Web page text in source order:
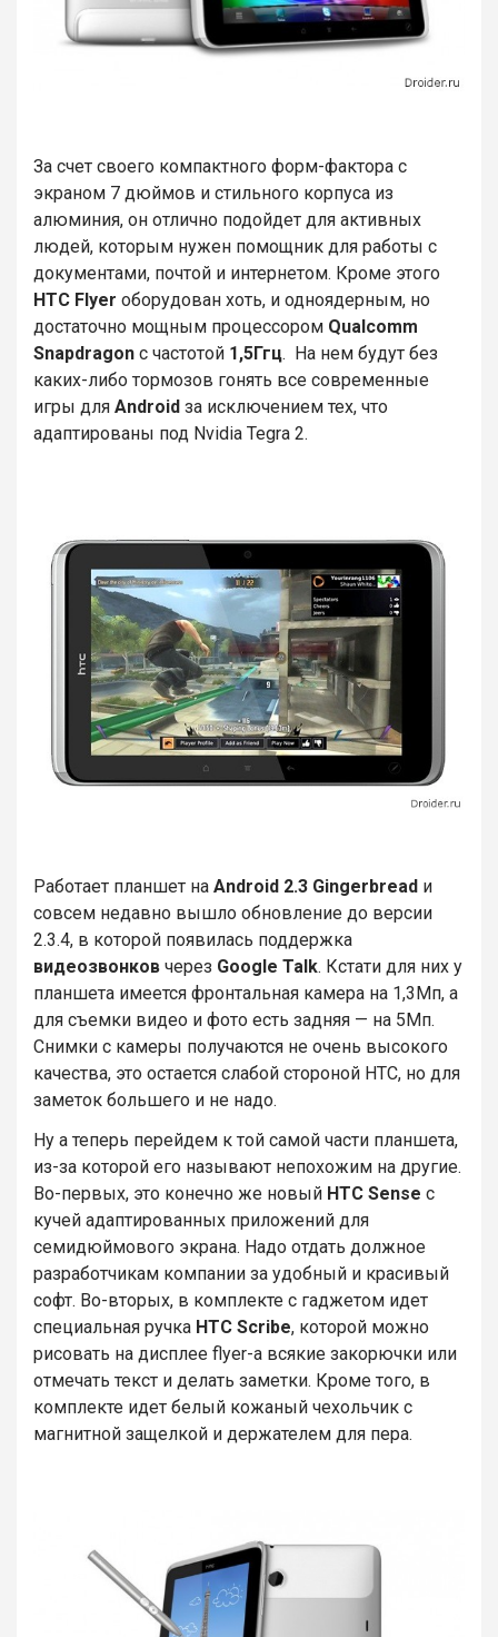
За счет своего компактного форм-фактора с
экраном 7 дюймов и стильного корпуса из
алюминия, он отлично подойдет для активных
людей, которым нужен помощник для работы с
документами, почтой и интернетом. Кроме этого
HTC Flyer оборудован хоть, и одноядерным, но
достаточно мощным процессором Qualcomm
Snapdragon с частотой 1,5Ггц. На нем будут без
каких-либо тормозов гонять все современные
игры для Android за исключением тех, что
адаптированы под Nvidia Tegra 2.
Работает планшет на Android 2.3 Gingerbread и
совсем недавно вышло обновление до версии
2.3.4, в которой появилась поддержка
видеозвонков через Google Talk. Кстати для них у
планшета имеется фронтальная камера на 1,3Мп, а
для съемки видео и фото есть задняя — на 5Мп.
Снимки с камеры получаются не очень высокого
качества, это остается слабой стороной HTC, но для
заметок большего и не надо.
Ну а теперь перейдем к той самой части планшета,
из-за которой его называют непохожим на другие.
Во-первых, это конечно же новый HTC Sense с
кучей адаптированных приложений для
семидюймового экрана. Надо отдать должное
разработчикам компании за удобный и красивый
софт. Во-вторых, в комплекте с гаджетом идет
специальная ручка HTC Scribe, которой можно
рисовать на дисплее flyer-а всякие закорючки или
отмечать текст и делать заметки. Кроме того, в
комплекте идет белый кожаный чехольчик с
магнитной защелкой и держателем для пера.